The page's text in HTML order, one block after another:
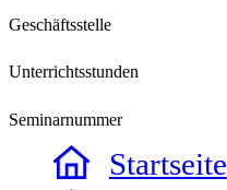
Geschäftsstelle
Unterrichtsstunden
Seminarnummer
Startseite